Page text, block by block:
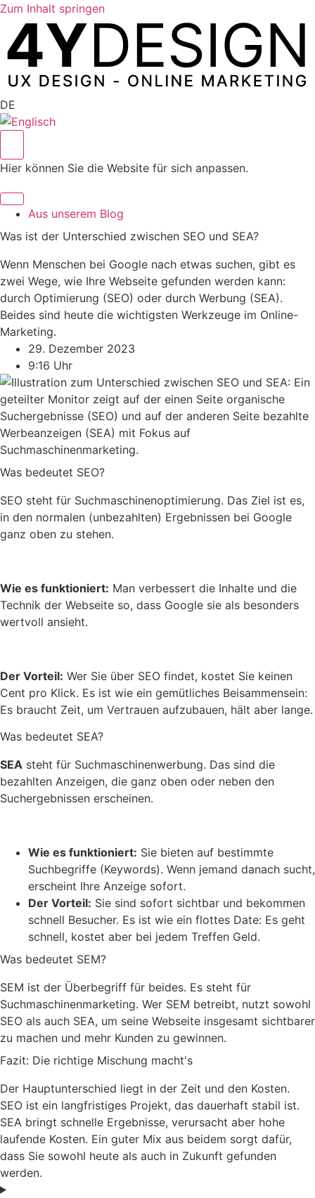
Zum Inhalt springen
DE
Hier können Sie die Website für sich anpassen.
Aus unserem Blog
Was ist der Unterschied zwischen SEO und SEA?
Wenn Menschen bei Google nach etwas suchen, gibt es
zwei Wege, wie Ihre Webseite gefunden werden kann:
durch Optimierung (SEO) oder durch Werbung (SEA).
Beides sind heute die wichtigsten Werkzeuge im Online-
Marketing.
29. Dezember 2023
9:16 Uhr
Was bedeutet SEO?
SEO steht für Suchmaschinenoptimierung. Das Ziel ist es,
in den normalen (unbezahlten) Ergebnissen bei Google
ganz oben zu stehen.
Wie es funktioniert: Man verbessert die Inhalte und die
Technik der Webseite so, dass Google sie als besonders
wertvoll ansieht.
Der Vorteil: Wer Sie über SEO findet, kostet Sie keinen
Cent pro Klick. Es ist wie ein gemütliches Beisammensein:
Es braucht Zeit, um Vertrauen aufzubauen, hält aber lange.
Was bedeutet SEA?
SEA steht für Suchmaschinenwerbung. Das sind die
bezahlten Anzeigen, die ganz oben oder neben den
Suchergebnissen erscheinen.
Wie es funktioniert: Sie bieten auf bestimmte
Suchbegriffe (Keywords). Wenn jemand danach sucht,
erscheint Ihre Anzeige sofort.
Der Vorteil: Sie sind sofort sichtbar und bekommen
schnell Besucher. Es ist wie ein flottes Date: Es geht
schnell, kostet aber bei jedem Treffen Geld.
Was bedeutet SEM?
SEM ist der Überbegriff für beides. Es steht für
Suchmaschinenmarketing. Wer SEM betreibt, nutzt sowohl
SEO als auch SEA, um seine Webseite insgesamt sichtbarer
zu machen und mehr Kunden zu gewinnen.
Fazit: Die richtige Mischung macht's
Der Hauptunterschied liegt in der Zeit und den Kosten.
SEO ist ein langfristiges Projekt, das dauerhaft stabil ist.
SEA bringt schnelle Ergebnisse, verursacht aber hohe
laufende Kosten. Ein guter Mix aus beidem sorgt dafür,
dass Sie sowohl heute als auch in Zukunft gefunden
werden.